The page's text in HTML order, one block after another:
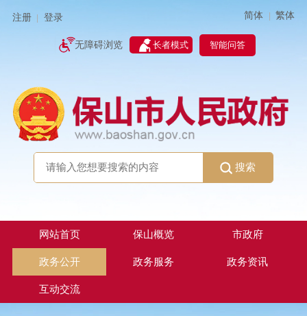
注册 登录 简体 | 繁体
无障碍浏览 长者模式 智能问答
搜索
网站首页 保山概览 市政府
政务公开 政务服务 政务资讯
互动交流